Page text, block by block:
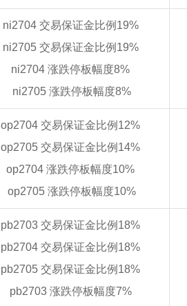
ni2704 交易保证金比例19%
ni2705 交易保证金比例19%
ni2704 涨跌停板幅度8%
ni2705 涨跌停板幅度8%
op2704 交易保证金比例12%
op2705 交易保证金比例14%
op2704 涨跌停板幅度10%
op2705 涨跌停板幅度10%
pb2703 交易保证金比例18%
pb2704 交易保证金比例18%
pb2705 交易保证金比例18%
pb2703 涨跌停板幅度7%